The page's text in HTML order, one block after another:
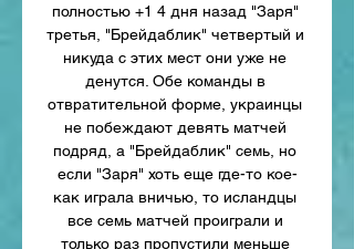
полностью +1 4 дня назад "Заря"
третья, "Брейдаблик" четвертый и
никуда с этих мест они уже не
денутся. Обе команды в
отвратительной форме, украинцы
не побеждают девять матчей
подряд, а "Брейдаблик" семь, но
если "Заря" хоть еще где-то кое-
как играла вничью, то исландцы
все семь матчей проиграли и
только раз пропустили меньше